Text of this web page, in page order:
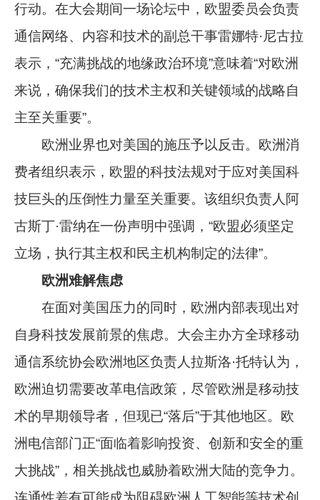
行动。在大会期间一场论坛中，欧盟委员会负责
通信网络、内容和技术的副总干事雷娜特·尼古拉
表示，“充满挑战的地缘政治环境”意味着“对欧洲
来说，确保我们的技术主权和关键领域的战略自
主至关重要”。
欧洲业界也对美国的施压予以反击。欧洲消
费者组织表示，欧盟的科技法规对于应对美国科
技巨头的压倒性力量至关重要。该组织负责人阿
古斯丁·雷纳在一份声明中强调，“欧盟必须坚定
立场，执行其主权和民主机构制定的法律”。
欧洲难解焦虑
在面对美国压力的同时，欧洲内部表现出对
自身科技发展前景的焦虑。大会主办方全球移动
通信系统协会欧洲地区负责人拉斯洛·托特认为，
欧洲迫切需要改革电信政策，尽管欧洲是移动技
术的早期领导者，但现已“落后”于其他地区。欧
洲电信部门正“面临着影响投资、创新和安全的重
大挑战”，相关挑战也威胁着欧洲大陆的竞争力。